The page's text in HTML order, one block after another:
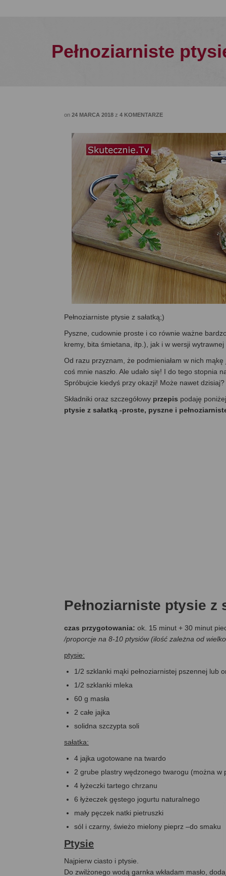
Pełnoziarniste
on 24 MARCA 2018 z 4 KOMENTARZE
Pełnoziarniste ptysie z sałatką;)
Pyszne, cudownie proste i co równie ważne
kremy, bita śmietana, itp.), jak i w wersji
Od razu przyznam, że podmieniałam w nich
coś mnie naszło. Ale udało się! I do tego stopnia
Spróbujcie kiedyś przy okazji! Może nawet
Składniki oraz szczegółowy przepis podaję
ptysie z sałatką -proste, pyszne i
Pełnoziarniste ptysie z
czas przygotowania: ok. 15 minut + 30 minut
/proporcje na 8-10 ptysiów (ilość zależna od
ptysie:
1/2 szklanki mąki pełnoziarnistej pszennej lub
1/2 szklanki mleka
60 g masła
2 całe jajka
solidna szczypta soli
sałatka:
4 jajka ugotowane na twardo
2 grube plastry wędzonego twarogu (można w
4 łyżeczki tartego chrzanu
6 łyżeczek gęstego jogurtu naturalnego
mały pęczek natki pietruszki
sól i czarny, świeżo mielony pieprz –do smaku
Ptysie
Najpierw ciasto i ptysie.
Do zwilżonego wodą garnka wkładam masło,